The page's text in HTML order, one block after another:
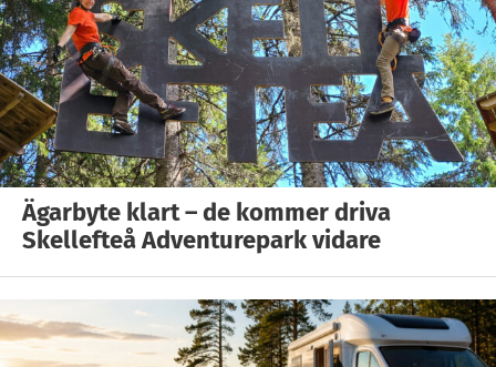
Ägarbyte klart – de kommer driva
Skellefteå Adventurepark vidare